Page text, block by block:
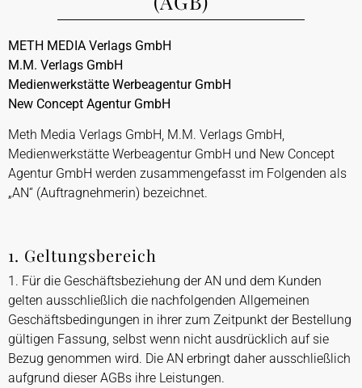
METH MEDIA Verlags GmbH
M.M. Verlags GmbH
Medienwerkstätte Werbeagentur GmbH
New Concept Agentur GmbH
Meth Media Verlags GmbH, M.M. Verlags GmbH,
Medienwerkstätte Werbeagentur GmbH und New Concept
Agentur GmbH werden zusammengefasst im Folgenden als
„AN“ (Auftragnehmerin) bezeichnet.
1. Geltungsbereich
1. Für die Geschäftsbeziehung der AN und dem Kunden
gelten ausschließlich die nachfolgenden Allgemeinen
Geschäftsbedingungen in ihrer zum Zeitpunkt der Bestellung
gültigen Fassung, selbst wenn nicht ausdrücklich auf sie
Bezug genommen wird. Die AN erbringt daher ausschließlich
aufgrund dieser AGBs ihre Leistungen.